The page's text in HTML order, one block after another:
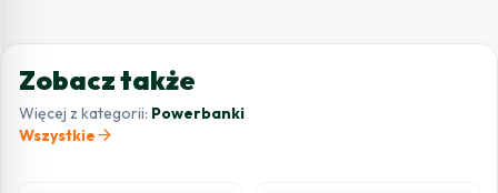
Zobacz także
Więcej z kategorii: Powerbanki
Wszystkie arrow_forward